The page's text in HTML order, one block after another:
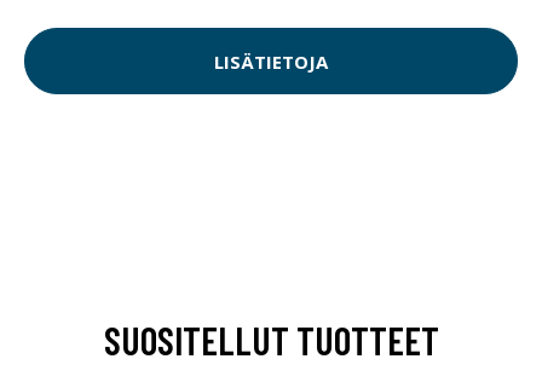
LISÄTIETOJA
SUOSITELLUT TUOTTEET